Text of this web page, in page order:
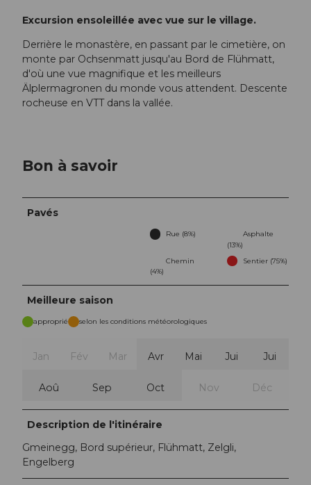
Excursion ensoleillée avec vue sur le village.
Derrière le monastère, en passant par le cimetière, on
monte par Ochsenmatt jusqu'au Bord de Flühmatt,
d'où une vue magnifique et les meilleurs
Älplermagronen du monde vous attendent. Descente
rocheuse en VTT dans la vallée.
Bon à savoir
Pavés
Rue (8%)
Asphalte
(13%)
Chemin
(4%)
Sentier (75%)
Meilleure saison
approprié selon les conditions météorologiques
Jan Fév Mar Avr Mai Jui Jui
Aoû Sep Oct Nov Déc
Description de l'itinéraire
Gmeinegg, Bord supérieur, Flühmatt, Zelgli,
Engelberg